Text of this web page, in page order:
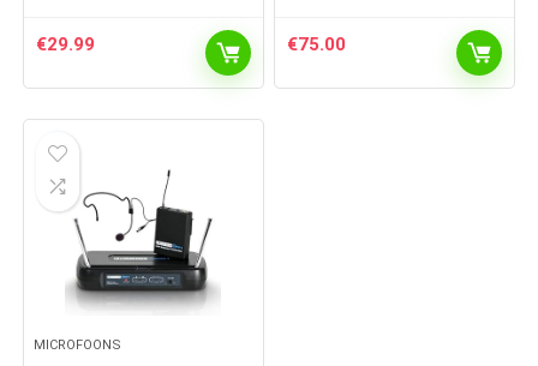
€29.99 €75.00
MICROFOONS